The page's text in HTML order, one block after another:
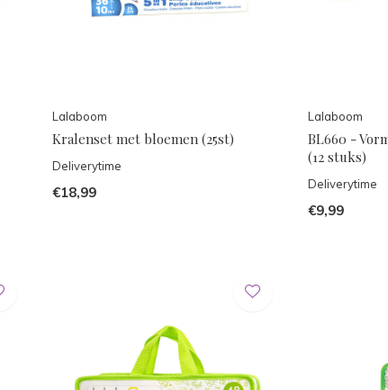
Lalaboom
Kralenset met bloemen (25st)
Deliverytime
€18,99
Lalaboom
BL660 -
(12 stuks)
Deliverytime
€9,99